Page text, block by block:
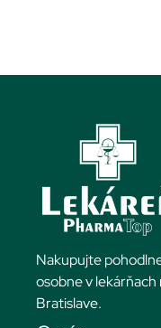
Nakupujte
osobne v lekárňach
Bratislave.